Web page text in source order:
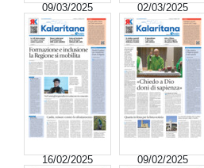
09/03/2025 02/03/2025
16/02/2025 09/02/2025